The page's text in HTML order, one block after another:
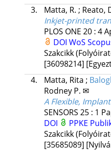
3.
Matta, R. ; Reato,
Inkjet-printed
PLOS ONE 20: 4
DOI WoS
Szakcikk
[36098214]
4.
Matta, Rita ;
Rodney P. ✉
A Flexible,
SENSORS 25: 1
DOI
PPKE
Szakcikk
[35685089]